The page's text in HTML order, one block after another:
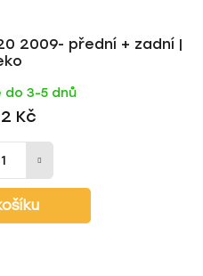
2009- přední + zadní |
do 3-5 dnů
Kč